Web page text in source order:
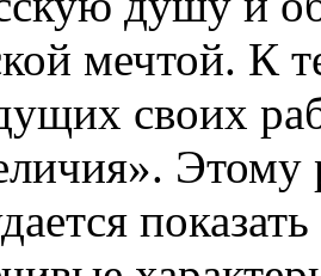
мечтой. К
своих
Этому